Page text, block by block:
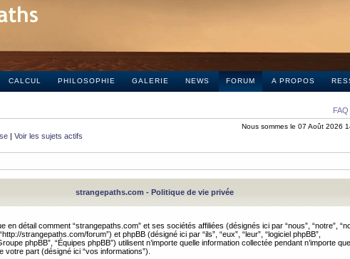
CALCUL PHILOSOPHIE GALERIE NEWS FORUM A PROPOS
FAQ
Nous sommes le 07 Août 2026
| Voir les sujets actifs
strangepaths.com - Politique de vie privée
en détail comment “strangepaths.com” et ses sociétés affiliées (désignés ici par “nous”, “notre”,
strangepaths.com/forum”) et phpBB (désigné ici par “ils”, “eux”, “leur”, “logiciel phpBB”,
phpBB”, “Équipes phpBB”) utilisent n’importe quelle information collectée pendant n’importe
votre part (désigné ici “vos informations”).